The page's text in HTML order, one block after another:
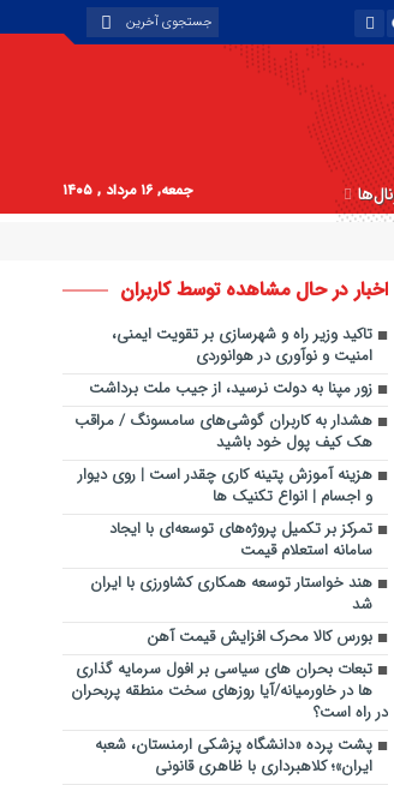
جمعه, ۱۶ مرداد , ۱۴۰۵
اخبار در حال مشاهده توسط کاربران
تاکید وزیر راه و شهرسازی بر تقویت ایمنی،
امنیت و نوآوری در هوانوردی
زور مپنا به دولت نرسید، از جیب ملت برداشت
هشدار به کاربران گوشی‌های سامسونگ / مراقب
هک کیف پول خود باشید
هزینه آموزش پتینه کاری چقدر است | روی دیوار
و اجسام | انواع تکنیک ها
تمرکز بر تکمیل پروژه‌های توسعه‌ای با ایجاد
سامانه استعلام قیمت
هند خواستار توسعه همکاری کشاورزی با ایران
شد
بورس کالا محرک افزایش قیمت آهن
تبعات بحران های سیاسی بر افول سرمایه گذاری
ها در خاورمیانه/آیا روزهای سخت منطقه پربحران
در راه است؟
پشت پرده «دانشگاه پزشکی ارمنستان، شعبه
ایران»؛ کلاهبرداری با ظاهری قانونی